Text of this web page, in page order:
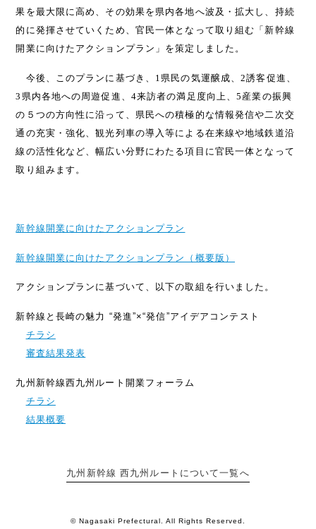
果を最大限に高め、その効果を県内各地へ波及・拡大し、持続
的に発揮させていくため、官民一体となって取り組む「新幹線
開業に向けたアクションプラン」を策定しました。
今後、このプランに基づき、 1 県民の気運醸成、2誘客促進、
3 県内各地への周遊促進、 4来訪者の満足度向上、5 産業の振興
の５つの方向性に沿って、県民への積極的な情報発信や二次交
通の充実・強化、観光列車の導入等による在来線や地域鉄道沿
線の活性化など、幅広い分野にわたる項目に官民一体となって
取り組みます。
新幹線開業に向けたアクションプラン
新幹線開業に向けたアクションプラン（概要版）
アクションプランに基づいて、以下の取組を行いました。
新幹線と長崎の魅力 “発進”×“発信”アイデアコンテスト
チラシ
審査結果発表
九州新幹線西九州ルート開業フォーラム
チラシ
結果概要
九州新幹線 西九州ルートについて一覧へ
© Nagasaki Prefectural. All Rights Reserved.